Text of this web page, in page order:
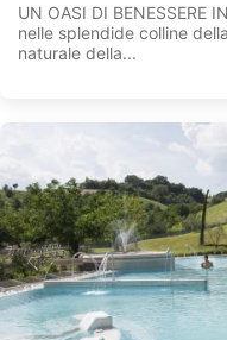
UN OASI DI BENESSERE
nelle splendide colline
naturale della...